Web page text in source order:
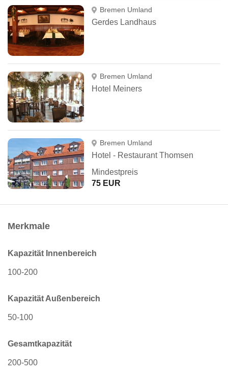
Bremen Umland
Gerdes Landhaus
Bremen Umland
Hotel Meiners
Bremen Umland
Hotel - Restaurant Thomsen
Mindestpreis
75 EUR
Merkmale
Kapazität Innenbereich
100-200
Kapazität Außenbereich
50-100
Gesamtkapazität
200-500